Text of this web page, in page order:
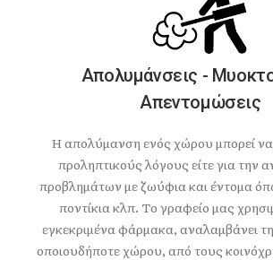
Απολυμάνσεις -
Απεντομώσεις
Η απολύμανση ενός χώρου μπορεί να
προληπτικούς λόγους είτε για την
προβλημάτων με ζωύφια και έντομα
ποντίκια κλπ. Το γραφείο μας
εγκεκριμένα φάρμακα, αναλαμβάνει
οποιουδήποτε χώρου, από τους